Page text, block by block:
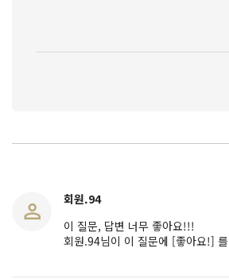
회원.94
이 질문, 답변 너무 좋아요!!!
회원.94님이 이 질문에 [좋아요!]